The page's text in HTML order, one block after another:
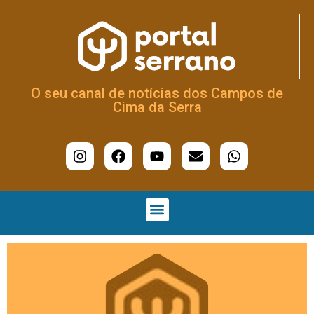
O seu canal de notícias dos Campos de
Cima da Serra